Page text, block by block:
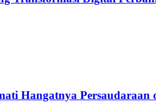
Hangatnya Persaudaraan